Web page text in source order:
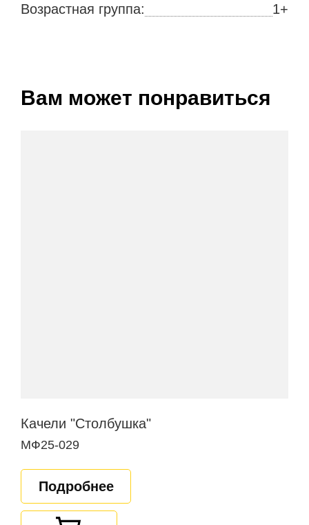
Возрастная группа: 1+
Вам может понравиться
Качели "Столбушка"
МФ25-029
Подробнее